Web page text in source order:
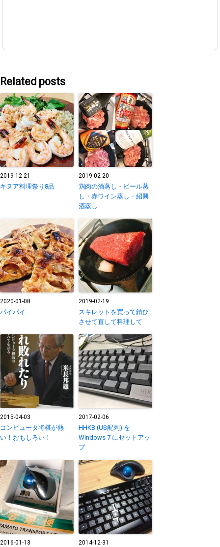
Related posts
2019-12-21
キヌア料理祭り8品
2019-02-20
鶏肉の酒蒸し・ビール蒸
し・赤ワイン蒸し・紹興
酒蒸し
2020-01-08
パイパイ
2019-02-19
スキレットを買って錆び
させて直して料理して
2015-04-03
コンピュータ将棋が熱
い！おもしろい！
2017-02-06
HHKB (US配列) を
Windows 7 にセットアッ
プ
2016-01-13 2014-12-31